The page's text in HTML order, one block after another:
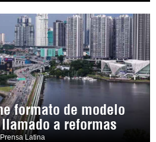
formato de modelo
a reformas
Latina